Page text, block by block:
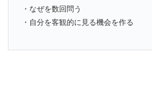
・なぜを数回問う
・自分を客観的に見る機会を作る